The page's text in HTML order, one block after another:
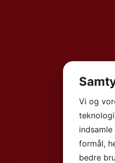
Vi og
formål,
bedre